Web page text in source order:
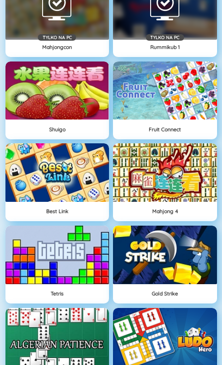
TYLKO NA PC
Mahjongcon
TYLKO NA PC
Rummikub 1
Shuigo Fruit Connect
Best Link Mahjong 4
Tetris Gold Strike